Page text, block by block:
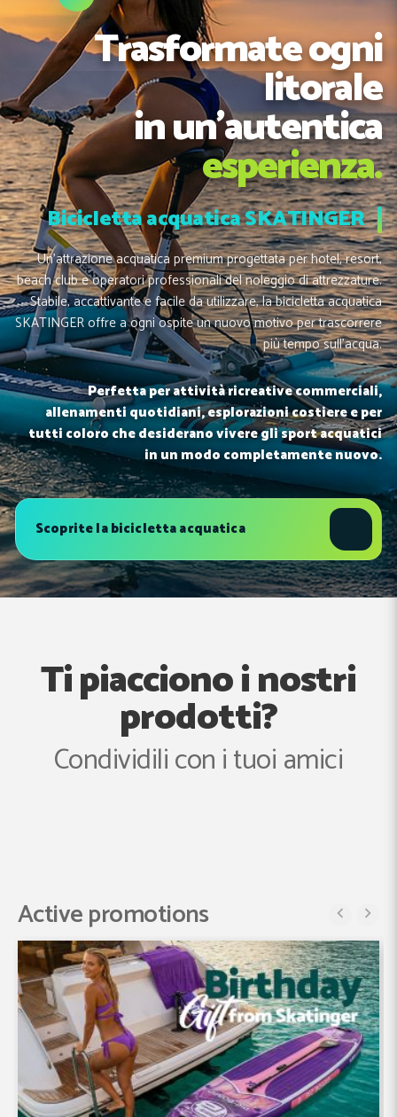
Trasformate ogni
litorale
in un’autentica
esperienza.
Bicicletta acquatica SKATINGER
Un’attrazione acquatica premium progettata per hotel, resort,
beach club e operatori professionali del noleggio di attrezzature.
Stabile, accattivante e facile da utilizzare, la bicicletta acquatica
SKATINGER offre a ogni ospite un nuovo motivo per trascorrere
più tempo sull’acqua.
Perfetta per attività ricreative commerciali,
allenamenti quotidiani, esplorazioni costiere e per
tutti coloro che desiderano vivere gli sport acquatici
in un modo completamente nuovo.
Scoprite la bicicletta acquatica
Ti piacciono i nostri
prodotti?
Condividili con i tuoi amici
Active promotions  